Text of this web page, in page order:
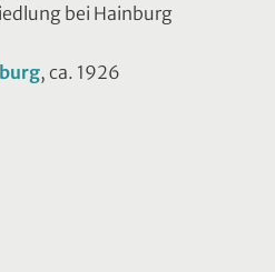
bei Hainburg
, ca. 1926